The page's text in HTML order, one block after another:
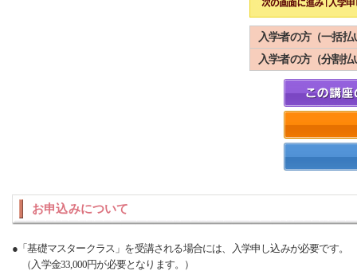
入学者の方（一括払
入学者の方（分割払
お申込みについて
●「基礎マスタークラス」を受講される場合には、入学申し込みが必要です。
（入学金33,000円が必要となります。）